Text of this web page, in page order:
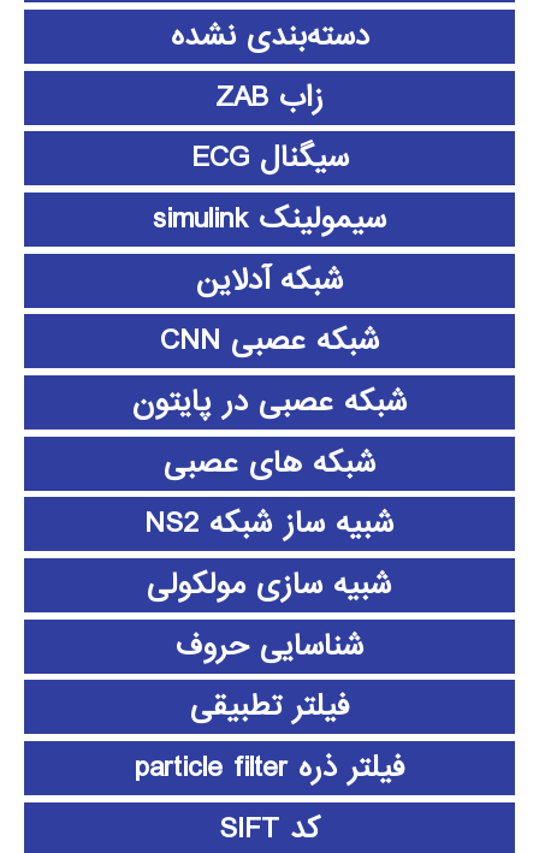
دسته‌بندی نشده
زاب ZAB
سیگنال ECG
سیمولینک simulink
شبکه آدلاین
شبکه عصبی CNN
شبکه عصبی در پایتون
شبکه های عصبی
شبیه ساز شبکه NS2
شبیه سازی مولکولی
شناسایی حروف
فیلتر تطبیقی
فیلتر ذره particle filter
کد SIFT